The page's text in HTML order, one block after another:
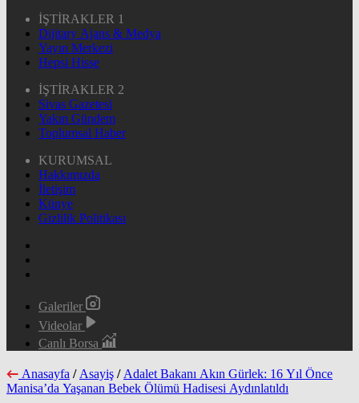
İŞTİRAKLER 1
Dijitary Ajans & Medya
Yayın Merkezi
Hepsi Hisse
İŞTİRAKLER 2
Sivas Gazetesi
Yakın Gündem
Toplumsal Haber
KURUMSAL
Hakkımızda
İletişim
Künye
Gizlilik Politikası
Galeriler
Videolar
Canlı Borsa
Anasayfa / Asayiş / Adalet Bakanı Akın Gürlek: 16 Yıl Önce
Manisa’da Yaşanan Bebek Ölümü Hadisesi Aydınlatıldı